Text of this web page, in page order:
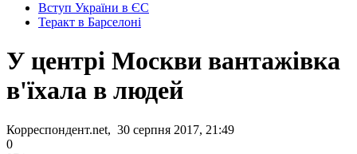
Вступ України в ЄС
Теракт в Барселоні
У центрі Москви вантажівка
в'їхала в людей
Корреспондент.net, 30 серпня 2017, 21:49
0